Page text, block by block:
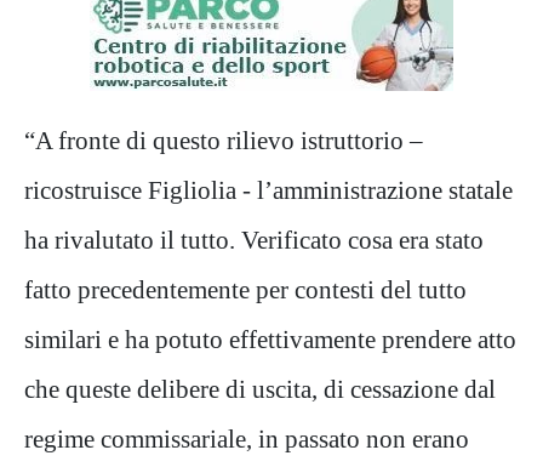
“A fronte di questo rilievo istruttorio –
ricostruisce Figliolia - l’amministrazione statale
ha rivalutato il tutto. Verificato cosa era stato
fatto precedentemente per contesti del tutto
similari e ha potuto effettivamente prendere atto
che queste delibere di uscita, di cessazione dal
regime commissariale, in passato non erano